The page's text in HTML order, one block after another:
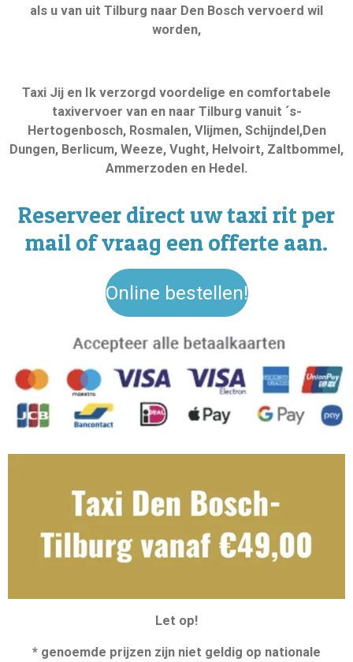
als u van uit Tilburg naar Den Bosch vervoerd wil
worden,
Taxi Jij en Ik verzorgd voordelige en comfortabele
taxivervoer van en naar Tilburg vanuit ´s-
Hertogenbosch, Rosmalen, Vlijmen, Schijndel,Den
Dungen, Berlicum, Weeze, Vught, Helvoirt, Zaltbommel,
Ammerzoden en Hedel.
Reserveer direct uw taxi rit per
mail of vraag een offerte aan.
Online bestellen!
Let op!
* genoemde prijzen zijn niet geldig op nationale